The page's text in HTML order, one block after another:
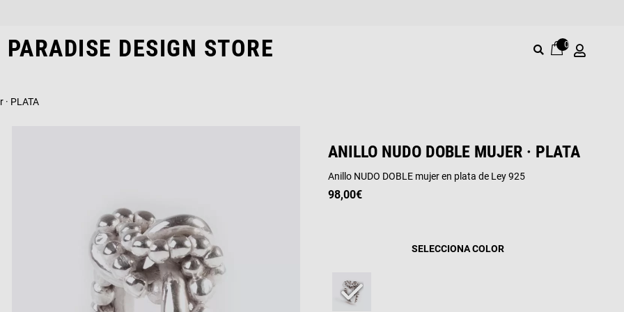
PARADISE DESIGN STORE 0
· PLATA
ANILLO NUDO DOBLE MUJER · PLATA
Anillo NUDO DOBLE mujer en plata de Ley 925
98,00€
COLOR